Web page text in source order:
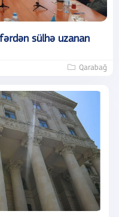
sülhə uzanan
Qarabağ